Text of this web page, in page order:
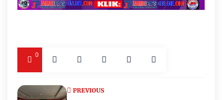
0
PREVIOUS